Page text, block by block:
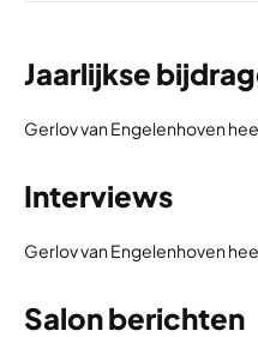
Jaarlijkse
Gerlov van Engelenhoven
Interviews
Gerlov van Engelenhoven
Salon berichten